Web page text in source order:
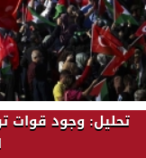
تحليل: وجود قوات